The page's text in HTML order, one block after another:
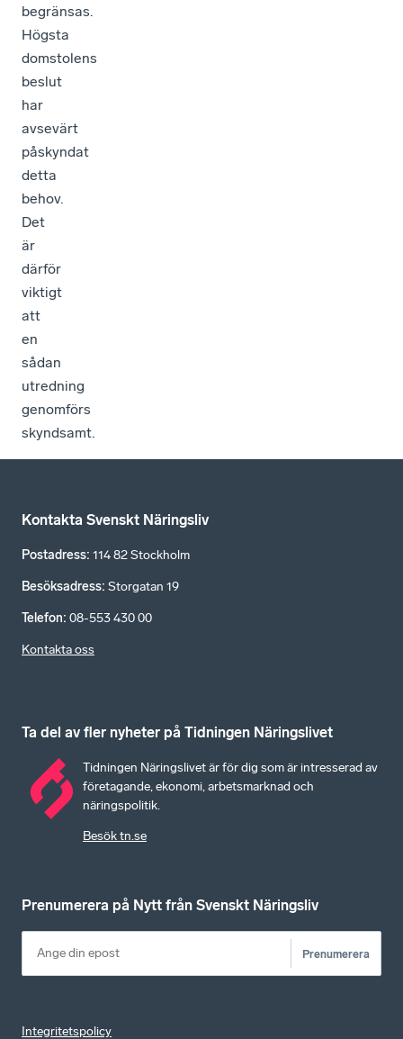
begränsas.
Högsta
domstolens
beslut
har
avsevärt
påskyndat
detta
behov.
Det
är
därför
viktigt
att
en
sådan
utredning
genomförs
skyndsamt.
Kontakta Svenskt Näringsliv
Postadress: 114 82 Stockholm
Besöksadress: Storgatan 19
Telefon: 08-553 430 00
Kontakta oss
Ta del av fler nyheter på Tidningen Näringslivet
Tidningen Näringslivet är för dig som är intresserad av
företagande, ekonomi, arbetsmarknad och
näringspolitik.
Besök tn.se
Prenumerera på Nytt från Svenskt Näringsliv
Prenumerera
Integritetspolicy